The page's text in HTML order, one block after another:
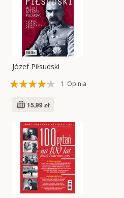
Józef Piłsudski
Ocena:
1 Opinia
15,99 zł